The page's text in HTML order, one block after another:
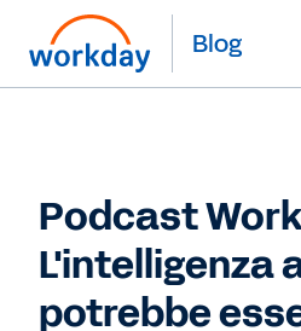
Blog
Podcast
L'intelligenza
potrebbe